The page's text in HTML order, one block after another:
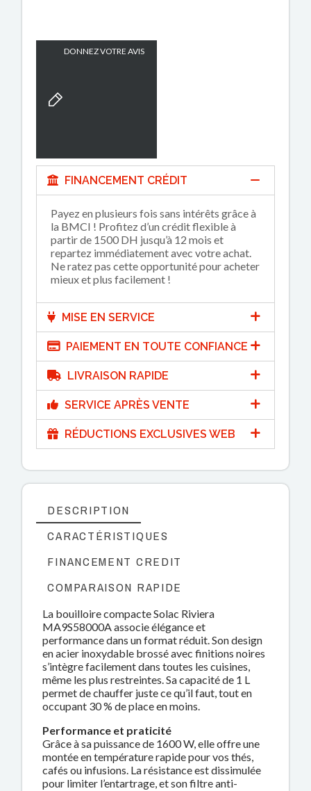
DONNEZ VOTRE AVIS
FINANCEMENT CRÉDIT
Payez en plusieurs fois sans intérêts grâce à
la BMCI ! Profitez d’un crédit flexible à
partir de 1500 DH jusqu’à 12 mois et
repartez immédiatement avec votre achat.
Ne ratez pas cette opportunité pour acheter
mieux et plus facilement !
MISE EN SERVICE
PAIEMENT EN TOUTE CONFIANCE
LIVRAISON RAPIDE
SERVICE APRÈS VENTE
RÉDUCTIONS EXCLUSIVES WEB
DESCRIPTION
CARACTÉRISTIQUES
FINANCEMENT CREDIT
COMPARAISON RAPIDE
La bouilloire compacte Solac Riviera
MA9S58000A associe élégance et
performance dans un format réduit. Son design
en acier inoxydable brossé avec finitions noires
s’intègre facilement dans toutes les cuisines,
même les plus restreintes. Sa capacité de 1 L
permet de chauffer juste ce qu’il faut, tout en
occupant 30 % de place en moins.
Performance et praticité
Grâce à sa puissance de 1600 W, elle offre une
montée en température rapide pour vos thés,
cafés ou infusions. La résistance est dissimulée
pour limiter l’entartrage, et son filtre anti-